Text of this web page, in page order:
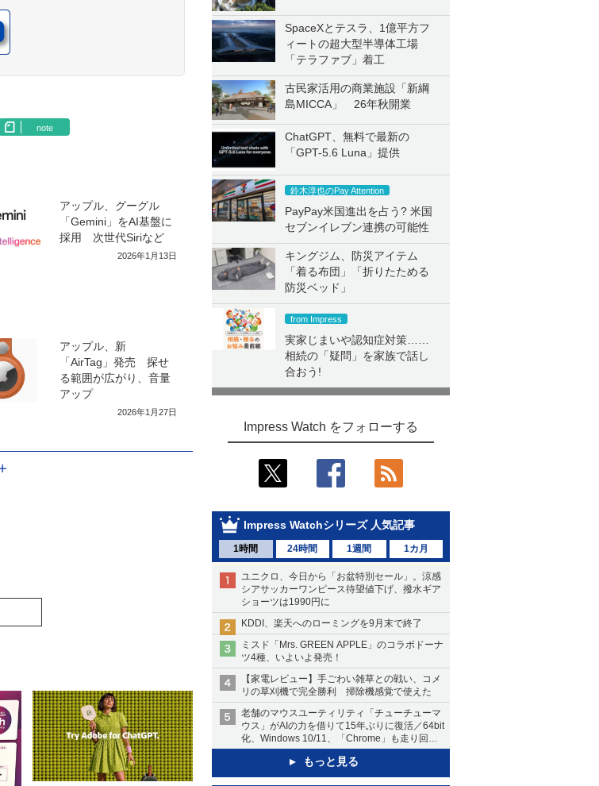
SpaceXとテスラ、1億平方フ
ィートの超大型半導体工場
「テラファブ」着工
古民家活用の商業施設「新綱
島MICCA」 26年秋開業
ChatGPT、無料で最新の
「GPT-5.6 Luna」提供
鈴木淳也のPay Attention
PayPay米国進出を占う? 米国
セブンイレブン連携の可能性
キングジム、防災アイテム
「着る布団」「折りたためる
防災ベッド」
from Impress
実家じまいや認知症対策……
相続の「疑問」を家族で話し
合おう!
Impress Watch をフォローする
Impress Watchシリーズ 人気記事
1時間 24時間 1週間 1カ月
ユニクロ、今日から「お盆特別セール」。涼感
シアサッカーワンピース待望値下げ、撥水ギア
ショーツは1990円に
KDDI、楽天へのローミングを9月末で終了
ミスド「Mrs. GREEN APPLE」のコラボドーナ
ツ4種、いよいよ発売！
【家電レビュー】手ごわい雑草との戦い、コメ
リの草刈機で完全勝利 掃除機感覚で使えた
老舗のマウスユーティリティ「チューチューマ
ウス」がAIの力を借りて15年ぶりに復活／64bit
化、Windows 10/11、「Chrome」も走り回
る。復活記念で2026年末まで500円
もっと見る
note
アップル、グーグル
「Gemini」をAI基盤に
採用 次世代Siriなど
2026年1月13日
アップル、新
「AirTag」発売 探せ
る範囲が広がり、音量
アップ
2026年1月27日